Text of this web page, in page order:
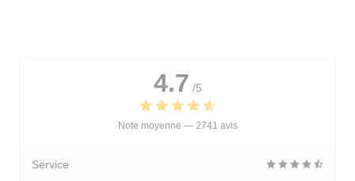
4.7 /5
Note moyenne — 2741 avis
Service